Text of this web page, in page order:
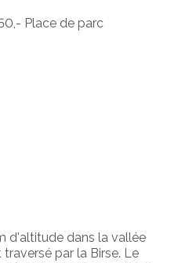
Place de parc
d'altitude dans la vallée
par la Birse. Le